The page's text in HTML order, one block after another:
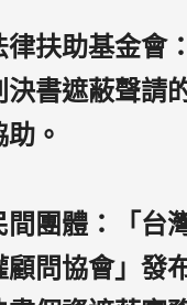
律扶助基金會
決書遮蔽聲請
。
間團體：「台
問協會」發